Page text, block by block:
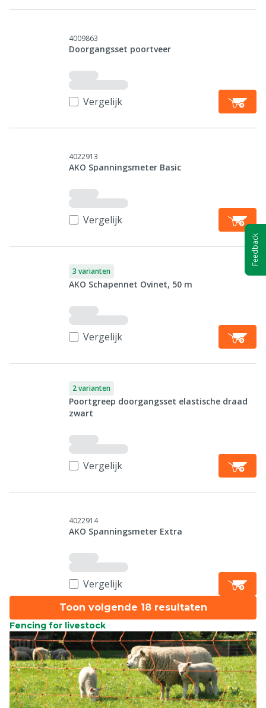
4009863
Doorgangsset poortveer
Vergelijk
4022913
AKO Spanningsmeter Basic
Vergelijk
3 varianten
AKO Schapennet Ovinet, 50 m
Vergelijk
2 varianten
Poortgreep doorgangsset elastische draad
zwart
Vergelijk
4022914
AKO Spanningsmeter Extra
Vergelijk
Toon volgende 18 resultaten
Fencing for livestock
Feedback